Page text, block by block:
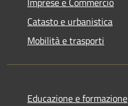
Catasto e urbanistica
Mobilità e trasporti
Educazione e formazione